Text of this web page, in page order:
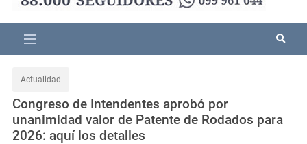
Actualidad
Congreso de Intendentes aprobó por
unanimidad valor de Patente de Rodados para
2026: aquí los detalles